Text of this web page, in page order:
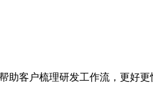
助客户梳理研发工作流，更好更